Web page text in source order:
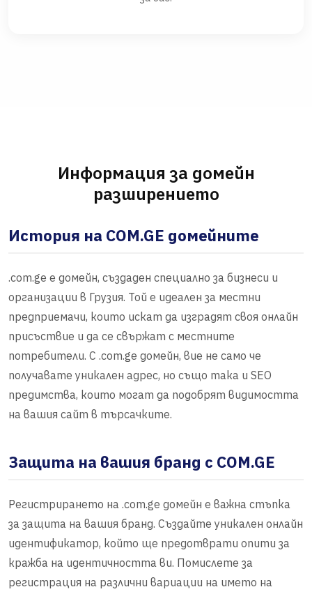
Информация за домейн
разширението
История на COM.GE домейните
.com.ge е домейн, създаден специално за бизнеси и
организации в Грузия. Той е идеален за местни
предприемачи, които искат да изградят своя онлайн
присъствие и да се свържат с местните
потребители. С .com.ge домейн, вие не само че
получавате уникален адрес, но също така и SEO
предимства, които могат да подобрят видимостта
на вашия сайт в търсачките.
Защита на вашия бранд с COM.GE
Регистрирането на .com.ge домейн е важна стъпка
за защита на вашия бранд. Създайте уникален онлайн
идентификатор, който ще предотврати опити за
кражба на идентичността ви. Помислете за
регистрация на различни вариации на името на